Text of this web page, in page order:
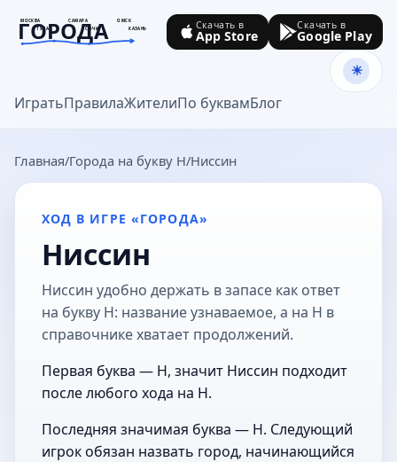
МОСКВА САМАРА
ОМСК
ТУЛА
СОЧИ КАЗАНЬ
ГОРОДА
goroda-na.ru
ИгратьПравилаЖителиПо буквамБлог
Скачать в
App Store
Скачать в
Google Play
Главная Города на букву Н Ниссин
ХОД В ИГРЕ «ГОРОДА»
Ниссин
Ниссин удобно держать в запасе как ответ
на букву Н: название узнаваемое, а на Н в
справочнике хватает продолжений.
Первая буква — Н, значит Ниссин подходит
после любого хода на Н.
Последняя значимая буква — Н. Следующий
игрок обязан назвать город, начинающийся